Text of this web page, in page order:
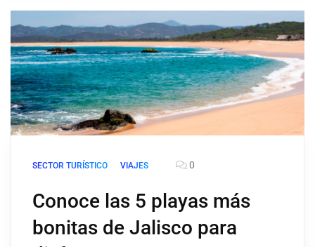
SECTOR TURÍSTICO VIAJES 0
Conoce las 5 playas más
bonitas de Jalisco para